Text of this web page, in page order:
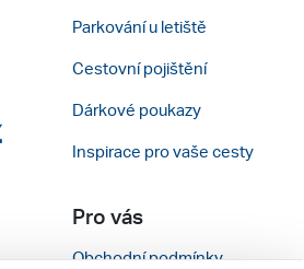
Parkování u letiště
Cestovní pojištění
Dárkové poukazy
Inspirace pro vaše cesty
Pro vás
Obchodní podmínky